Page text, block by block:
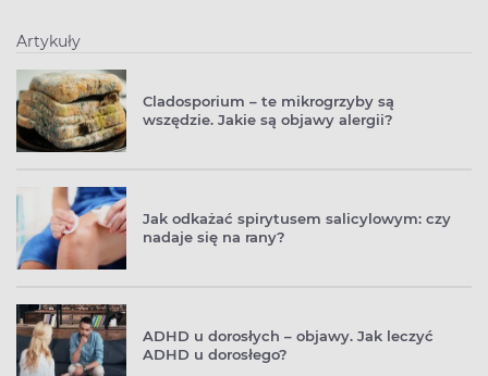
Artykuły
Cladosporium – te mikrogrzyby są
wszędzie. Jakie są objawy alergii?
Jak odkażać spirytusem salicylowym: czy
nadaje się na rany?
ADHD u dorosłych – objawy. Jak leczyć
ADHD u dorosłego?